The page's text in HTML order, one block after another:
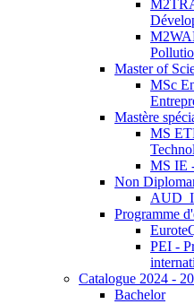
Master of
MSc
Mastère
MS
MS IE
Non
Programme
PEI -
Catalogue 2024 -
Bachelor